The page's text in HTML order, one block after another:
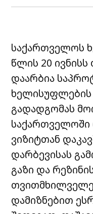
საქართველოს
წლის 20
დაარბია
ხელისუფლების
გადადგომას
საქართველოში
ვიზიტთან
დარბევისას
გაზი და
დამიზნებით